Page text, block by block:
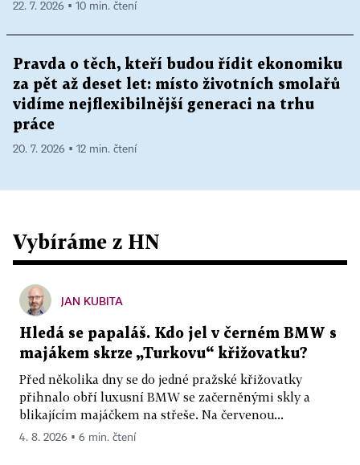
22. 7. 2026 ▪ 10 min. čtení
Pravda o těch, kteří budou řídit ekonomiku
za pět až deset let: místo životních smolařů
vidíme nejflexibilnější generaci na trhu
práce
20. 7. 2026 ▪ 12 min. čtení
Vybíráme z HN
JAN KUBITA
Hledá se papaláš. Kdo jel v černém BMW s
majákem skrze „Turkovu“ křižovatku?
Před několika dny se do jedné pražské křižovatky
přihnalo obří luxusní BMW se začerněnými skly a
blikajícím majáčkem na střeše. Na červenou...
4. 8. 2026 ▪ 6 min. čtení